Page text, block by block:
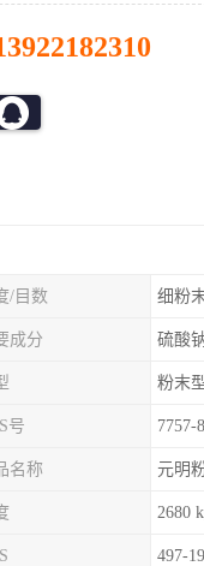
/目数 细粉
成分 硫酸
粉末
号 7757-
名称 元明
2680
497-